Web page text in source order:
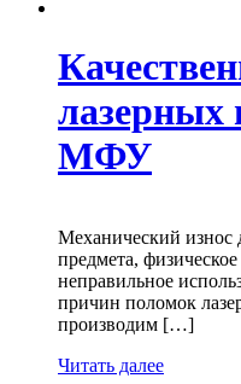
лазерных
МФУ
Механический износ
предмета,
неправильное
причин поломок
производим […]
Читать далее